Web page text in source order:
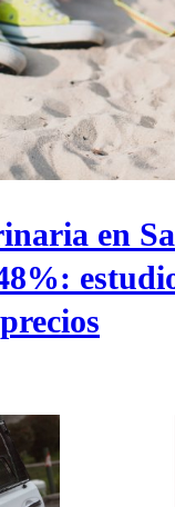
en